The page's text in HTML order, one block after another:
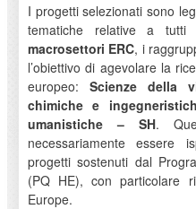
I progetti selezionati sono
tematiche relative a
macrosettori ERC, i
l’obiettivo di agevolare la
europeo: Scienze della
chimiche e
umanistiche – SH.
necessariamente essere
progetti sostenuti dal
(PQ HE), con particolare
Europe.